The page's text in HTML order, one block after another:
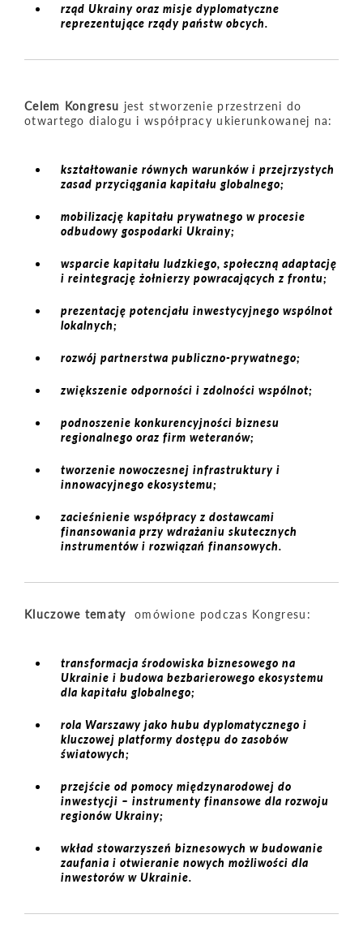
rząd Ukrainy oraz misje dyplomatyczne
reprezentujące rządy państw obcych.
Celem Kongresu jest stworzenie przestrzeni do
otwartego dialogu i współpracy ukierunkowanej na:
kształtowanie równych warunków i przejrzystych
zasad przyciągania kapitału globalnego;
mobilizację kapitału prywatnego w procesie
odbudowy gospodarki Ukrainy;
wsparcie kapitału ludzkiego, społeczną adaptację
i reintegrację żołnierzy powracających z frontu;
prezentację potencjału inwestycyjnego wspólnot
lokalnych;
rozwój partnerstwa publiczno-prywatnego;
zwiększenie odporności i zdolności wspólnot;
podnoszenie konkurencyjności biznesu
regionalnego oraz firm weteranów;
tworzenie nowoczesnej infrastruktury i
innowacyjnego ekosystemu;
zacieśnienie współpracy z dostawcami
finansowania przy wdrażaniu skutecznych
instrumentów i rozwiązań finansowych.
Kluczowe tematy omówione podczas Kongresu:
transformacja środowiska biznesowego na
Ukrainie i budowa bezbarierowego ekosystemu
dla kapitału globalnego;
rola Warszawy jako hubu dyplomatycznego i
kluczowej platformy dostępu do zasobów
światowych;
przejście od pomocy międzynarodowej do
inwestycji – instrumenty finansowe dla rozwoju
regionów Ukrainy;
wkład stowarzyszeń biznesowych w budowanie
zaufania i otwieranie nowych możliwości dla
inwestorów w Ukrainie.